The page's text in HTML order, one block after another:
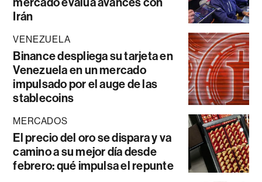
Irán
VENEZUELA
Binance despliega su tarjeta en
Venezuela en un mercado
impulsado por el auge de las
stablecoins
MERCADOS
El precio del oro se dispara y va
camino a su mejor día desde
febrero: qué impulsa el repunte